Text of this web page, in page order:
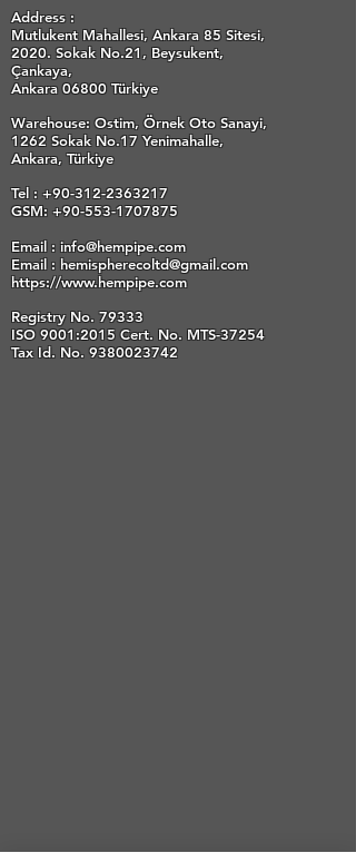
Address :
Mutlukent Mahallesi,Ankara 85 Sitesi,
2020. Sokak No.21, Beysukent,
Çankaya,
Ankara 06800Türkiye
Warehouse: Ostim, Örnek Oto Sanayi,
1262 Sokak No.17 Yenimahalle,
Ankara, Türkiye
Tel : +90-312-2363217
GSM: +90-553-1707875
Email : info@hempipe.com
Email : hemispherecoltd@gmail.com
https://www.hempipe.com
Registry No. 79333
ISO 9001:2015 Cert. No. MTS-37254
Tax Id. No. 9380023742